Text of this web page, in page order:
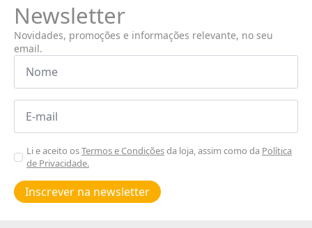
Newsletter
Novidades, promoções e informações relevante, no seu
email.
Nome
Email
Aceitar
Poiticas
de
privacidade
Li e aceito osTermos e Condiçõesda loja, assim como da Política
de Privacidade.
Inscrever na newsletter